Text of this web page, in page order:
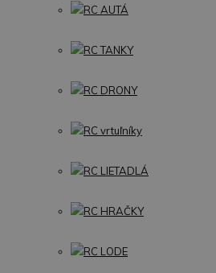
RC AUTÁ
RC TANKY
RC DRONY
RC vrtuľníky
RC LIETADLÁ
RC HRAČKY
RC LODE